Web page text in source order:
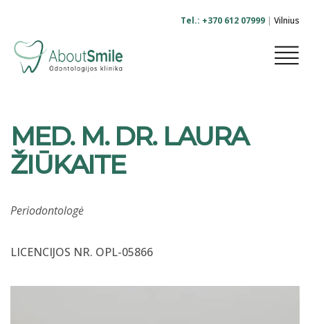
Tel.: +370 612 07999 | Vilnius
MED. M. DR. LAURA
ŽIŪKAITE
Periodontologė
LICENCIJOS NR. OPL-05866